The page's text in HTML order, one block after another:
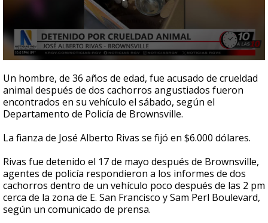
seconds
of
49
seconds
Un hombre, de 36 años de edad, fue acusado de crueldad
animal después de dos cachorros angustiados fueron
encontrados en su vehículo el sábado, según el
Departamento de Policía de Brownsville.
La fianza de José Alberto Rivas se fijó en $6.000 dólares.
Rivas fue detenido el 17 de mayo después de Brownsville,
agentes de policía respondieron a los informes de dos
cachorros dentro de un vehículo poco después de las 2 pm
cerca de la zona de E. San Francisco y Sam Perl Boulevard,
según un comunicado de prensa.